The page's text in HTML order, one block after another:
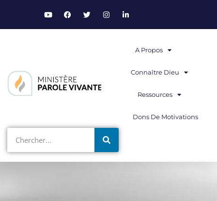
A Propos
Connaître Dieu
Ressources
Dons De Motivations